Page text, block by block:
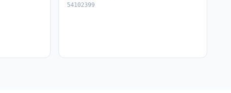
54102399